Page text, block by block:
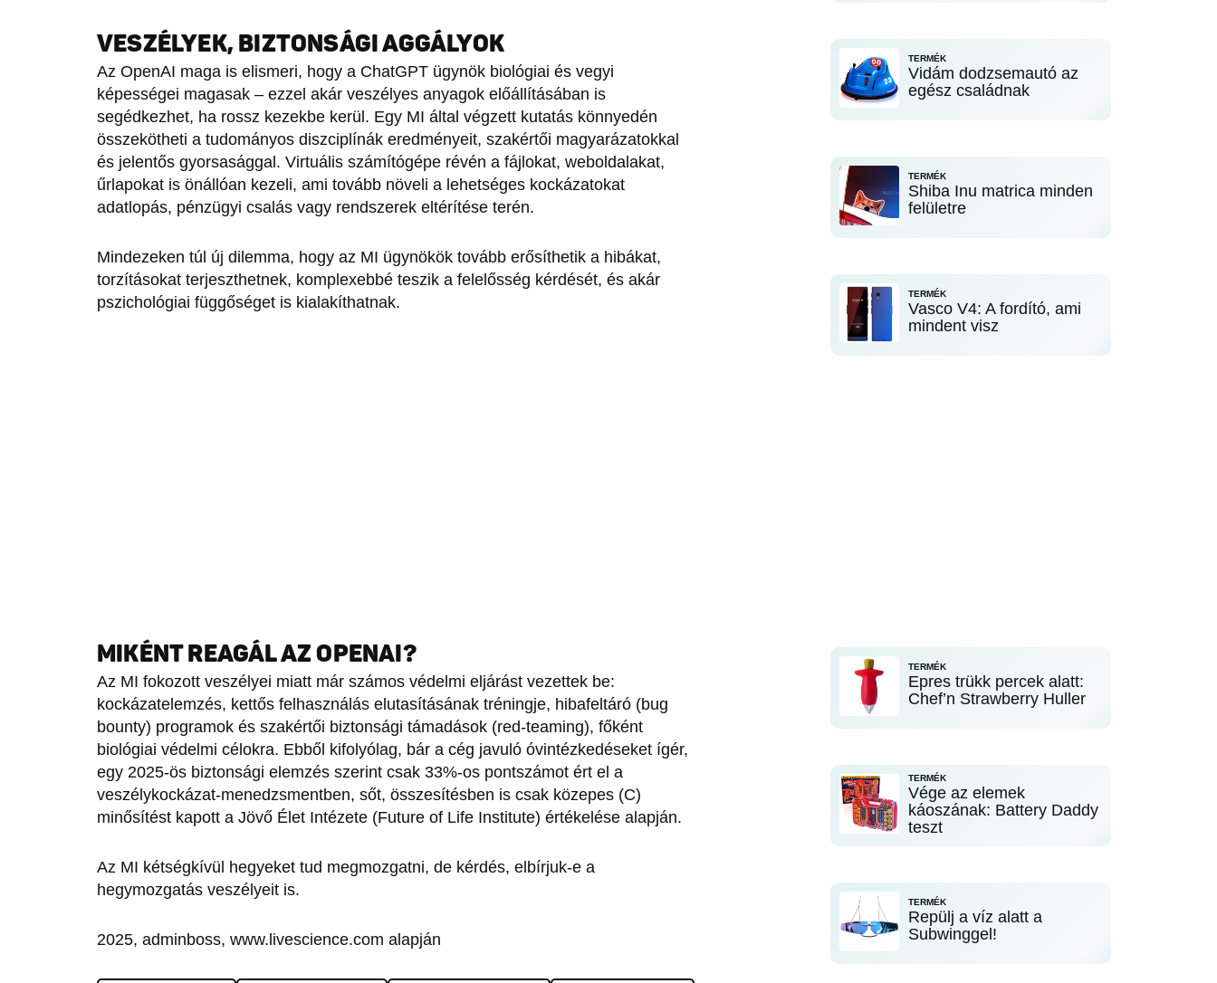
VESZÉLYEK, BIZTONSÁGI AGGÁLYOK
Az OpenAI maga is elismeri, hogy a ChatGPT ügynök biológiai és vegyi
képességei magasak – ezzel akár veszélyes anyagok előállításában is
segédkezhet, ha rossz kezekbe kerül. Egy MI által végzett kutatás könnyedén
összekötheti a tudományos diszciplínák eredményeit, szakértői magyarázatokkal
és jelentős gyorsasággal. Virtuális számítógépe révén a fájlokat, weboldalakat,
űrlapokat is önállóan kezeli, ami tovább növeli a lehetséges kockázatokat
adatlopás, pénzügyi csalás vagy rendszerek eltérítése terén.
Mindezeken túl új dilemma, hogy az MI ügynökök tovább erősíthetik a hibákat,
torzításokat terjeszthetnek, komplexebbé teszik a felelősség kérdését, és akár
pszichológiai függőséget is kialakíthatnak.
MIKÉNT REAGÁL AZ OPENAI?
Az MI fokozott veszélyei miatt már számos védelmi eljárást vezettek be:
kockázatelemzés, kettős felhasználás elutasításának tréningje, hibafeltáró (bug
bounty) programok és szakértői biztonsági támadások (red-teaming), főként
biológiai védelmi célokra. Ebből kifolyólag, bár a cég javuló óvintézkedéseket ígér,
egy 2025-ös biztonsági elemzés szerint csak 33%-os pontszámot ért el a
veszélykockázat-menedzsmentben, sőt, összesítésben is csak közepes (C)
minősítést kapott a Jövő Élet Intézete (Future of Life Institute) értékelése alapján.
Az MI kétségkívül hegyeket tud megmozgatni, de kérdés, elbírjuk-e a
hegymozgatás veszélyeit is.
2025, adminboss, www.livescience.com alapján
TERMÉK
Vidám dodzsemautó az
egész családnak
TERMÉK
Shiba Inu matrica minden
felületre
TERMÉK
Vasco V4: A fordító, ami
mindent visz
TERMÉK
Epres trükk percek alatt:
Chef’n Strawberry Huller
TERMÉK
Vége az elemek
káoszának: Battery Daddy
teszt
TERMÉK
Repülj a víz alatt a
Subwinggel!